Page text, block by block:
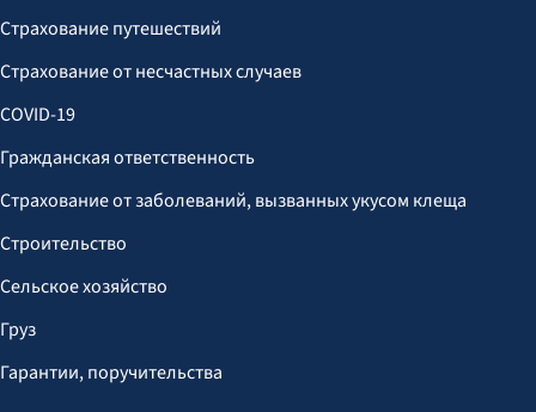
Страхование путешествий
Страхование от несчастных случаев
COVID-19
Гражданская ответственность
Страхование от заболеваний, вызванных укусом клеща
Строительство
Сельское хозяйство
Груз
Гарантии, поручительства